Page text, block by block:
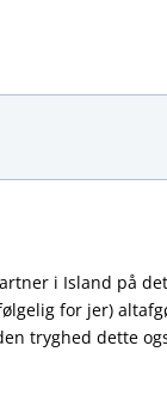
i Island på
for jer)
tryghed dette